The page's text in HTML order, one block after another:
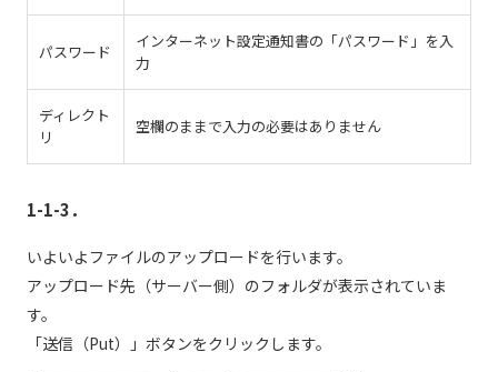
パスワード
インターネット設定通知書の「パスワード」を入
力
ディレクト
リ
空欄のままで入力の必要はありません
1-1-3．
いよいよファイルのアップロードを行います。
アップロード先（サーバー側）のフォルダが表示されていま
す。
「送信（Put）」ボタンをクリックします。